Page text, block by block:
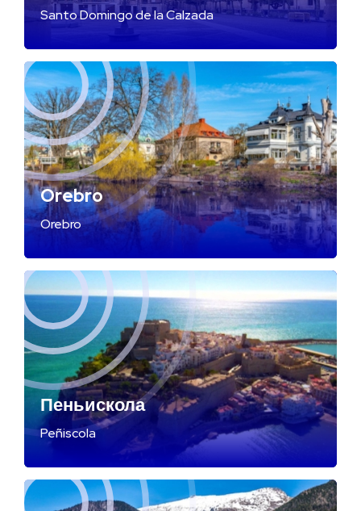
Santo Domingo de la Calzada
Orebro
Orebro
Пеньискола
Peñiscola